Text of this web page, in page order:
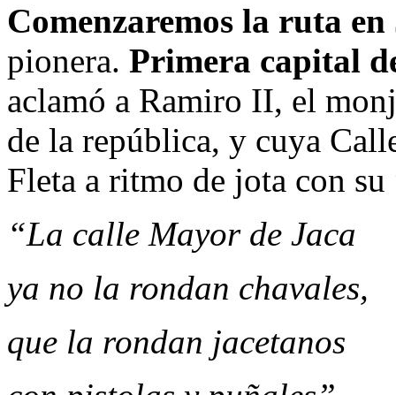
Comenzaremos la ruta en
pionera. Primera capital
aclamó a Ramiro II, el
de la república, y cuya
Fleta a ritmo de jota con su
“La calle Mayor de Jaca
ya no la rondan chavales,
que la rondan jacetanos